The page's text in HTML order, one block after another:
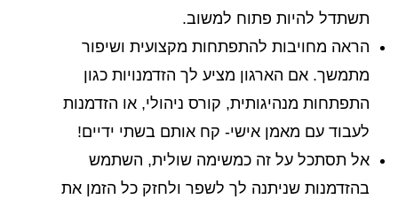
תשתדל להיות פתוח למשוב.
הראה מחויבות להתפתחות מקצועית ושיפור
מתמשך. אם הארגון מציע לך הזדמנויות כגון
התפתחות מנהיגותית, קורס ניהולי, או הזדמנות
לעבוד עם מאמן אישי- קח אותם בשתי ידיים!
אל תסתכל על זה כמשימה שולית, השתמש
בהזדמנות שניתנה לך לשפר ולחזק כל הזמן את